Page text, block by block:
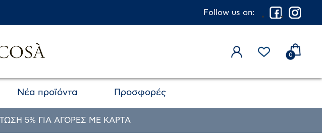
Follow us on:
0
Νέα προϊόντα Προσφορές
5% ΓΙΑ ΑΓΟΡΕΣ ΜΕ ΚΑΡΤΑ